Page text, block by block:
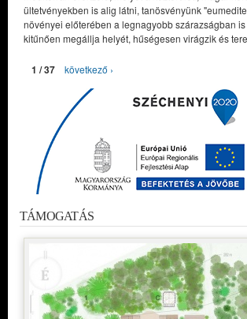
ültetvényekben is alig látni, tanösvényünk
növényei előterében a legnagyobb szárazságban is
kitűnően megállja helyét, hűségesen virágzik és
1 / 37 következő ›
TÁMOGATÁS